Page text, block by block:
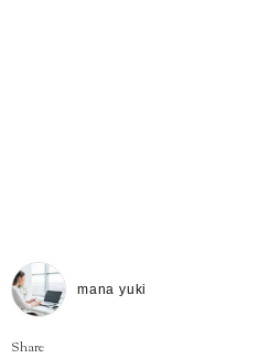
mana yuki
Share